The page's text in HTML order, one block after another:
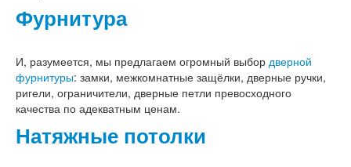
Интекрон Спарта Грей
Интекрон Термо
Интекрон Фараон
Интекрон Форте
Двери АСД
Двери Ратибор
Двери Аргус
Тамбурные двери
Фурнитура
И, разумеется, мы предлагаем огромный выбор дверной
фурнитуры: замки, межкомнатные защёлки, дверные ручки,
ригели, ограничители, дверные петли превосходного
качества по адекватным ценам.
Натяжные потолки